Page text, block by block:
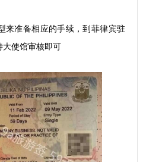
来准备相应的手续，到菲律宾驻
大使馆审核即可